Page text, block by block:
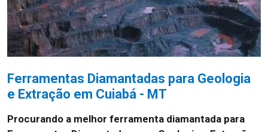
Ferramentas Diamantadas para Geologia
e Extração em Cuiabá - MT
Procurando a melhor ferramenta diamantada para